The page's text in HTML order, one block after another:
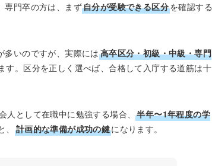
専門卒の方は、まず自分が受験できる区分を確認する
多いのですが、実際には高卒区分・初級・中級・専門
。区分を正しく選べば、合格して入庁する道筋は十
人として在職中に勉強する場合、半年〜1年程度の学
計画的な準備が成功の鍵になります。